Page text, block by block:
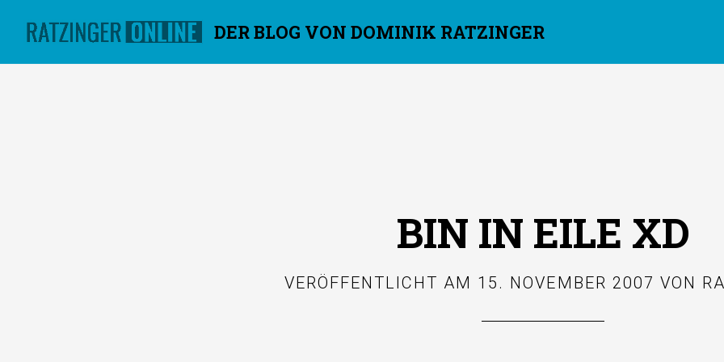
DER BLOG VON DOMINIK RATZINGER
BIN IN EILE XD
VERÖFFENTLICHT AM 15. NOVEMBER 2007 VON